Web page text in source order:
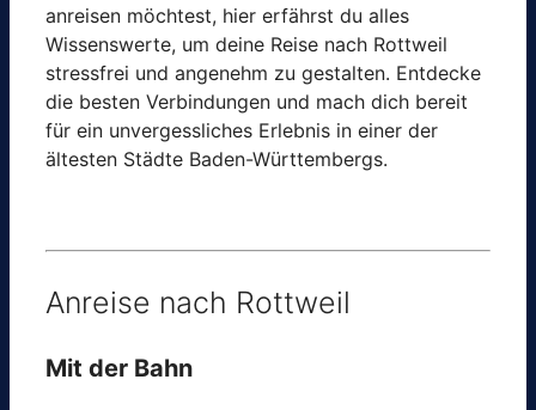
anreisen möchtest, hier erfährst du alles
Wissenswerte, um deine Reise nach Rottweil
stressfrei und angenehm zu gestalten. Entdecke
die besten Verbindungen und mach dich bereit
für ein unvergessliches Erlebnis in einer der
ältesten Städte Baden-Württembergs.
Anreise nach Rottweil
Mit der Bahn